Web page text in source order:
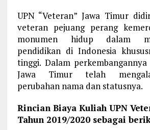
UPN “Veteran” Jawa Timur
veteran pejuang perang
monumen hidup dalam
pendidikan di Indonesia
tinggi. Dalam perkembangannya
Jawa Timur telah
perubahan nama dan statusnya.
Rincian Biaya Kuliah UPN
Tahun 2019/2020 sebagai